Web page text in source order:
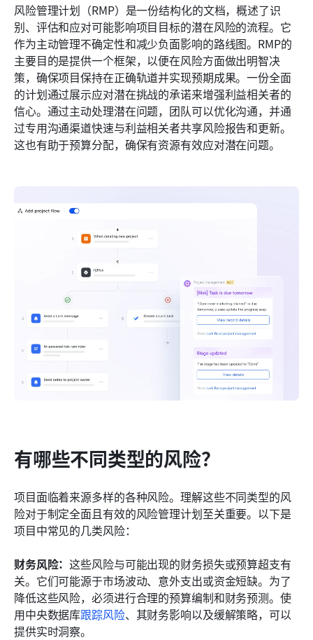
风险管理计划（RMP）是一份结构化的文档，概述了识
别、评估和应对可能影响项目目标的潜在风险的流程。它
作为主动管理不确定性和减少负面影响的路线图。RMP的
主要目的是提供一个框架，以便在风险方面做出明智决
策，确保项目保持在正确轨道并实现预期成果。一份全面
的计划通过展示应对潜在挑战的承诺来增强利益相关者的
信心。通过主动处理潜在问题，团队可以优化沟通，并通
过专用沟通渠道快速与利益相关者共享风险报告和更新。
这也有助于预算分配，确保有资源有效应对潜在问题。
有哪些不同类型的风险？
项目面临着来源多样的各种风险。理解这些不同类型的风
险对于制定全面且有效的风险管理计划至关重要。以下是
项目中常见的几类风险：
财务风险：这些风险与可能出现的财务损失或预算超支有
关。它们可能源于市场波动、意外支出或资金短缺。为了
降低这些风险，必须进行合理的预算编制和财务预测。使
用中央数据库跟踪风险、其财务影响以及缓解策略，可以
提供实时洞察。